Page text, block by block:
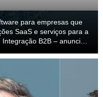
para empresas que
SaaS e serviços para a
B2B – anuncia
...